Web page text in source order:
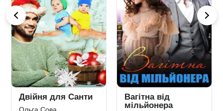
Двійня для Санти
Вагітна від
мільйонера